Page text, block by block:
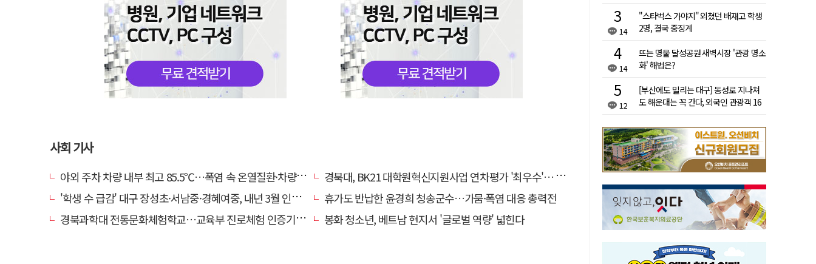
사회 기사
야외 주차 차량 내부 최고 85.5℃…폭염 속 온열질환·차량 방치사고 주의보
경북대, BK21 대학원혁신지원사업 연차평가 '최우수'… 6년 연속 사업비 증액
'학생 수 급감' 대구 장성초·서남중·경혜여중, 내년 3월 인근 학교와 통합
휴가도 반납한 윤경희 청송군수…가뭄·폭염 대응 총력전
경북과학대 전통문화체험학교…교육부 진로체험 인증기관 선정
봉화 청소년, 베트남 현지서 '글로벌 역량' 넓힌다
14
"스타벅스 가야지" 외쳤던 배재고 학생
2명, 결국 중징계
14
뜨는 명물 달성공원 새벽시장 '관광 명소
화' 해법은?
12
[부산에도 밀리는 대구] 동성로 지나쳐
도 해운대는 꼭 간다, 외국인 관광객 16